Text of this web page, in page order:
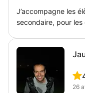
J’accompagne les
secondaire, pour
corriger les
comprendre le
utiliser et devenir
selon le niveau de26